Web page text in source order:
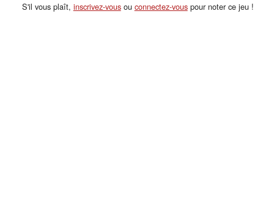
S'il vous plaît, inscrivez-vousou connectez-vouspour noter ce jeu !